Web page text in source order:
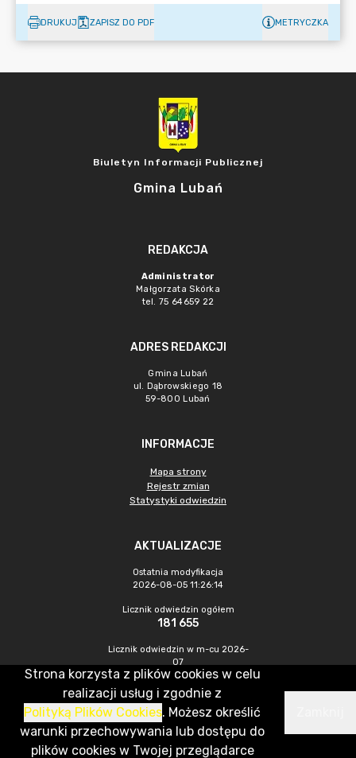
DRUKUJ ZAPISZ DO PDF METRYCZKA
Biuletyn Informacji Publicznej
Gmina Lubań
REDAKCJA
Administrator
Małgorzata Skórka
tel. 75 64659 22
ADRES REDAKCJI
Gmina Lubań
ul. Dąbrowskiego 18
59-800 Lubań
INFORMACJE
Mapa strony
Rejestr zmian
Statystyki odwiedzin
AKTUALIZACJE
Ostatnia modyfikacja
2026-08-05 11:26:14
Licznik odwiedzin ogółem
181 655
Licznik odwiedzin w m-cu 2026-
07
246
CMS & Hosting: Nefeni Sp. z o.o.
Strona korzysta z plików cookies w celu
realizacji usług i zgodnie z
Polityką Plików Cookies. Możesz określić
warunki przechowywania lub dostępu do
plików cookies w Twojej przeglądarce